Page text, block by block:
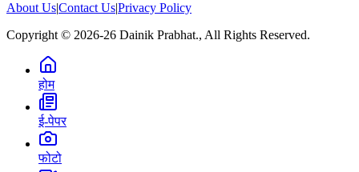
About Us|Contact Us|Privacy Policy
Copyright © 2026-26 Dainik Prabhat., All Rights Reserved.
होम
ई-पेपर
फोटो